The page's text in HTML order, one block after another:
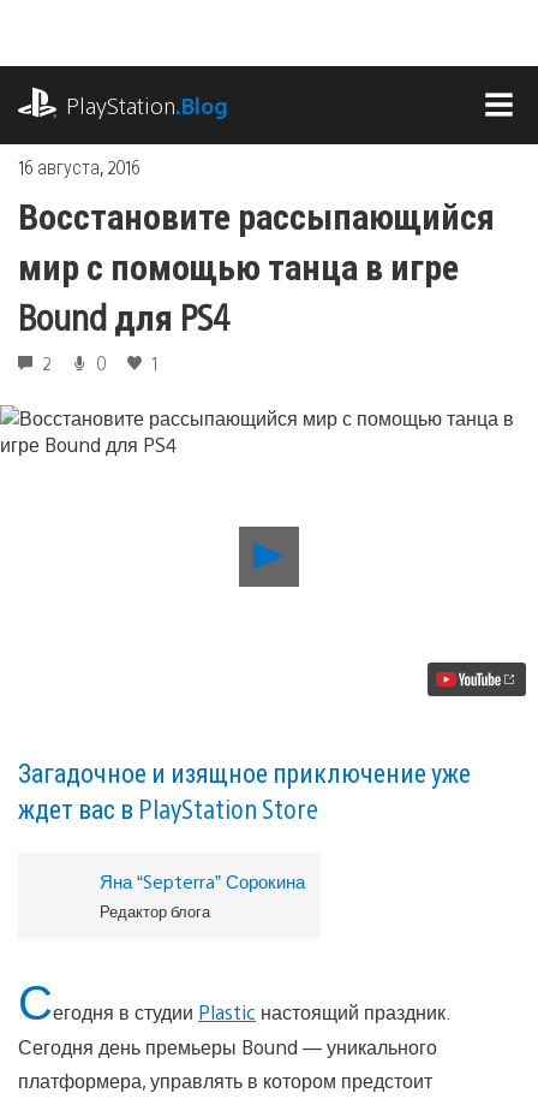
содержимому
PlayStation.Blog
16 августа, 2016
Восстановите рассыпающийся
мир с помощью танца в игре
Bound для PS4
2 0 1
Восстановите
Bound
для
PS4
Загадочное и изящное приключение уже
ждет вас в PlayStation Store
Яна “Septerra” Сорокина
Редактор блога
Сегодня в студии Plastic настоящий праздник.
Сегодня день премьеры Bound — уникального
платформера, управлять в котором предстоит